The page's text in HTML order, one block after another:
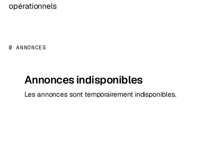
opérationnels
0 ANNONCES
Annonces indisponibles
Les annonces sont temporairement indisponibles.